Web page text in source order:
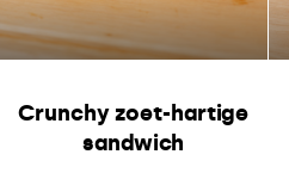
Crunchy zoet-hartige
sandwich